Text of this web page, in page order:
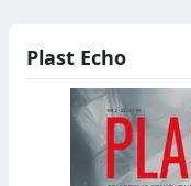
Plast Echo